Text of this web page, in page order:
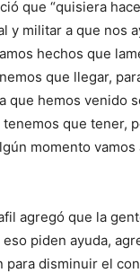
que “quisiera
y militar a que nos
hechos que
que llegar,
que hemos venido
que tener,
momento vamos
agregó que la
piden ayuda,
para disminuir el